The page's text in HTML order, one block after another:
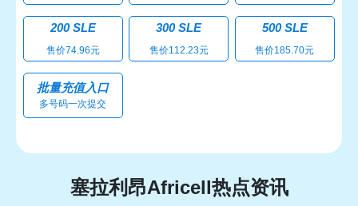
200 SLE
售价74.96元
300 SLE
售价112.23元
500 SLE
售价185.70元
批量充值入口
多号码一次提交
塞拉利昂Africell热点资讯